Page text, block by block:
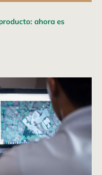
ahora es